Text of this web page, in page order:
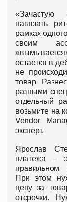
«Зачастую
навязать
рамках
своим
остается в
не
товар.
разными
отдельный
возьмите на
Vendor
эксперт.
Ярослав
платежа –
правильном
При этом
цену за
отсрочки.